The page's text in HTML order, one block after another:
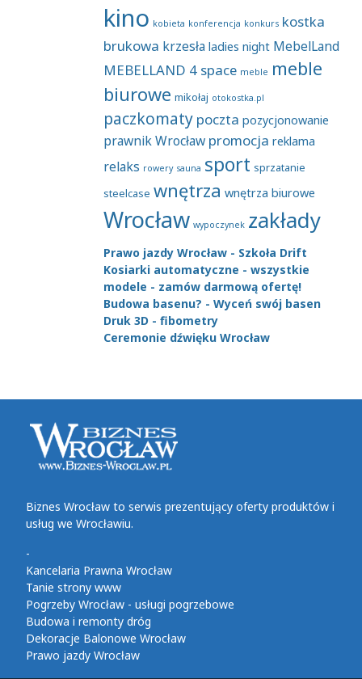
kino kobieta konferencja konkurs kostka
brukowa krzesła ladies night MebelLand
MEBELLAND 4 space meble meble
biurowe mikołaj otokostka.pl
paczkomaty poczta pozycjonowanie
prawnik Wrocław promocja reklama
relaks rowery sauna sport sprzatanie
steelcase wnętrza wnętrza biurowe
Wrocław wypoczynek zakłady
Prawo jazdy Wrocław - Szkoła Drift
Kosiarki automatyczne - wszystkie
modele - zamów darmową ofertę!
Budowa basenu? - Wyceń swój basen
Druk 3D - fibometry
Ceremonie dźwięku Wrocław
Biznes Wrocław to serwis prezentujący oferty produktów i
usług we Wrocławiu.
-
Kancelaria Prawna Wrocław
Tanie strony www
Pogrzeby Wrocław - usługi pogrzebowe
Budowa i remonty dróg
Dekoracje Balonowe Wrocław
Prawo jazdy Wrocław